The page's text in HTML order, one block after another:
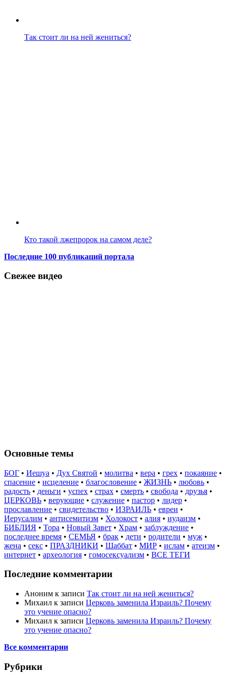
Так стоит ли на ней жениться?
Кто такой лжепророк на самом деле?
Последние 100 публикаций портала
Свежее видео
Основные темы
БОГ • Иешуа • Дух Святой • молитва • вера • грех • покаяние •
спасение • исцеление • благословение • ЖИЗНЬ • любовь •
радость • деньги • успех • страх • смерть • свобода • друзья •
ЦЕРКОВЬ • верующие • служение • пастор • лидер •
прославление • свидетельство • ИЗРАИЛЬ • евреи •
Иерусалим • антисемитизм • Холокост • алия • иудаизм •
БИБЛИЯ • Тора • Новый Завет • Храм • заблуждение •
последнее время • СЕМЬЯ • брак • дети • родители • муж •
жена • секс • ПРАЗДНИКИ • Шаббат • МИР • ислам • атеизм •
интернет • археология • гомосексуализм • ВСЕ ТЕГИ
Последние комментарии
Аноним к записи Так стоит ли на ней жениться?
Михаил к записи Церковь заменила Израиль? Почему
это учение опасно?
Михаил к записи Церковь заменила Израиль? Почему
это учение опасно?
Все комментарии
Рубрики